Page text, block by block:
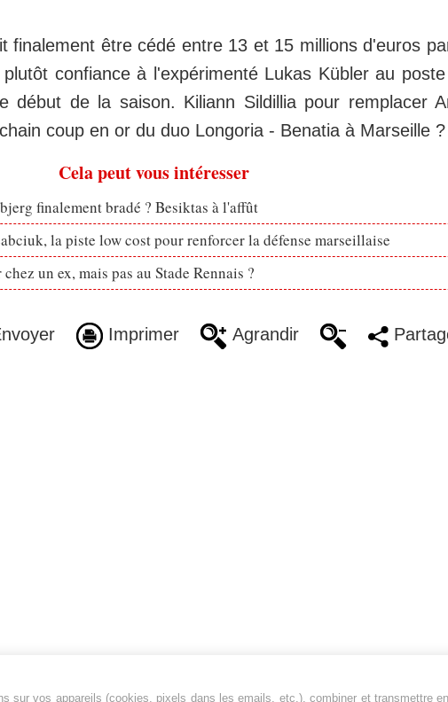
finalement être cédé entre 13 et 15 millions d'euros
confiance à l'expérimenté Lukas Kübler au
début de la saison. Kiliann Sildillia pour remplacer
coup en or du duo Longoria - Benatia à Marseille ?
Cela peut vous intéresser
finalement bradé ? Besiktas à l'affût
la piste low cost pour renforcer la défense marseillaise
un ex, mais pas au Stade Rennais ?
Imprimer Agrandir
sur vos appareils (cookies, pixels dans les emails, etc.), combiner et transmettre